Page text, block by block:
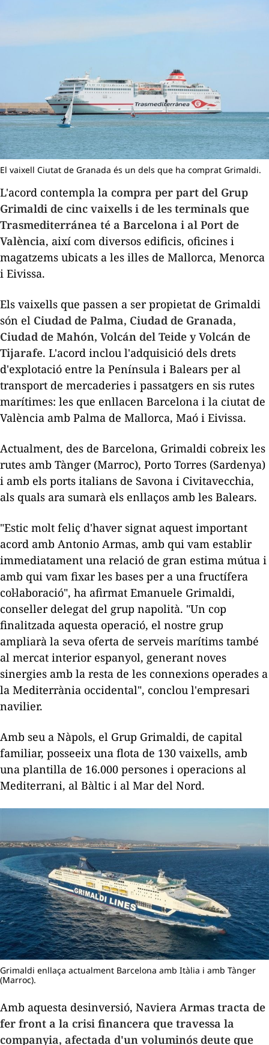
El vaixell Ciutat de Granada és un dels que ha comprat Grimaldi.
L'acord contempla la compra per part del Grup
Grimaldi de cinc vaixells i de les terminals que
Trasmediterránea té a Barcelona i al Port de
València, així com diversos edificis, oficines i
magatzems ubicats a les illes de Mallorca, Menorca
i Eivissa.
Els vaixells que passen a ser propietat de Grimaldi
són el Ciudadde Palma, Ciudadde Granada,
Ciudadde Mahón, Volcán del Teide y Volcán de
Tijarafe. L'acord inclou l'adquisició dels drets
d'explotació entre la Península i Balears per al
transport de mercaderies i passatgers en sis rutes
marítimes: les que enllacen Barcelona i la ciutat de
València amb Palma de Mallorca, Maó i Eivissa.
Actualment, des de Barcelona, ​​Grimaldi cobreix les
rutes amb Tànger (Marroc), Porto Torres (Sardenya)
i amb els ports italians de Savona i Civitavecchia,
als quals ara sumarà els enllaços amb les Balears.
"Estic molt feliç d'haver signat aquest important
acord amb Antonio Armas, amb qui vam establir
immediatament una relació de gran estima mútua i
amb qui vam fixar les bases per a una fructífera
col·laboració", ha afirmat Emanuele Grimaldi,
conseller delegat del grup napolità. "Un cop
finalitzada aquesta operació, el nostre grup
ampliarà la seva oferta de serveis marítims també
al mercat interior espanyol, generant noves
sinergies amb la resta de les connexions operades a
la Mediterrània occidental", conclou l'empresari
navilier.
Amb seu a Nàpols, el Grup Grimaldi, de capital
familiar, posseeix una flota de 130 vaixells, amb
una plantilla de 16.000 persones i operacions al
Mediterrani, al Bàltic i al Mar del Nord.
Grimaldi enllaça actualment Barcelona amb Itàlia i amb Tànger
(Marroc).
Amb aquesta desinversió, Naviera Armas tracta de
fer front a la crisi financera que travessa la
companyia, afectada d'un voluminós deute que